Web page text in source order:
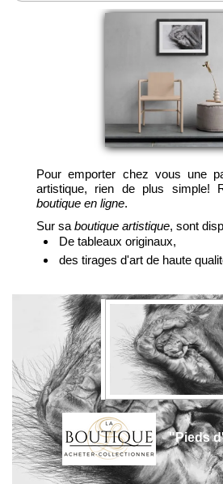
Pour emporter chez vous une
artistique, rien de plus simple!
boutique en ligne.
Sur sa boutique artistique, sont
De tableaux originaux,
des tirages d'art de haute
"Pieds